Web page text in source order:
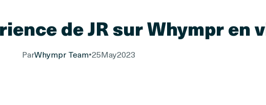
de JR sur Whympr en
ParWhympr Team•25May2023